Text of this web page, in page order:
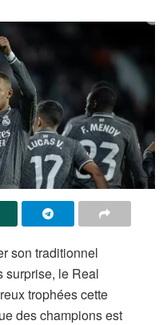
son traditionnel
surprise, le Real
trophées cette
des champions est